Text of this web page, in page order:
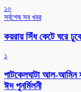
১০
সর্বশেষ সব খবর
কয়রায় সিঁধ কেটে ঘরে
১
পাটকেলঘাটা আল-আমিন
ঈদ পুনর্মিলনী